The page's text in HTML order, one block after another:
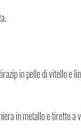
in pelle di vitello e
in metallo e tiretto a